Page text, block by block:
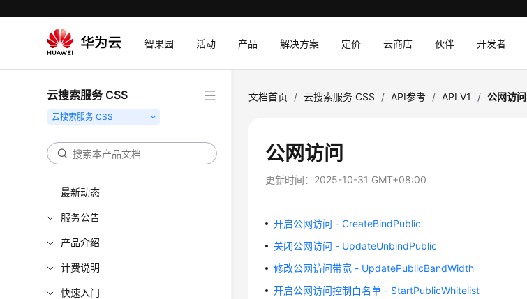
智果园 活动 产品 解决方案 定价 云商店 伙伴 开发者
云搜索服务 CSS
最新动态
服务公告
产品介绍
计费说明
快速入门
文档首页 / 云搜索服务 CSS / API参考 / API V1 / 公网访问
公网访问
更新时间： 2025-10-31 GMT+08:00
开启公网访问 - CreateBindPublic
关闭公网访问 - UpdateUnbindPublic
修改公网访问带宽 - UpdatePublicBandWidth
开启公网访问控制白名单 - StartPublicWhitelist